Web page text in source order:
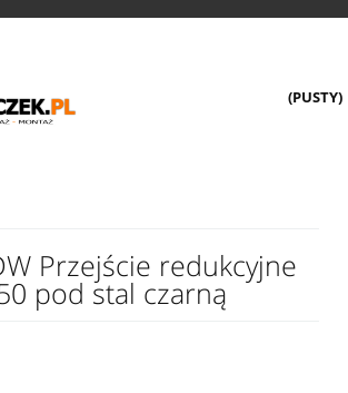
(PUSTY)
Przejście redukcyjne
pod stal czarną